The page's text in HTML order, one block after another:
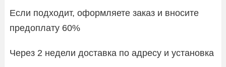
Если подходит, оформляете заказ и вносите
предоплату 60%
Через 2 недели доставка по адресу и установка